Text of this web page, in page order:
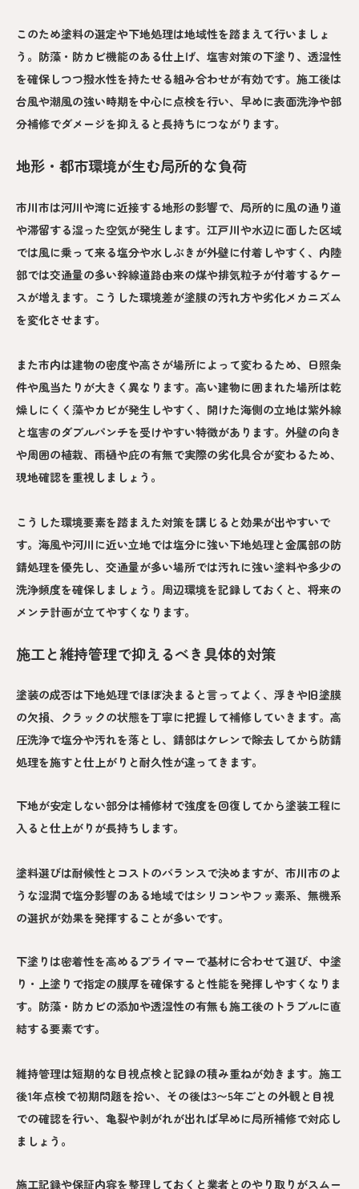
このため塗料の選定や下地処理は地域性を踏まえて行いましょ
う。防藻・防カビ機能のある仕上げ、塩害対策の下塗り、透湿性
を確保しつつ撥水性を持たせる組み合わせが有効です。施工後は
台風や潮風の強い時期を中心に点検を行い、早めに表面洗浄や部
分補修でダメージを抑えると長持ちにつながります。
地形・都市環境が生む局所的な負荷
市川市は河川や湾に近接する地形の影響で、局所的に風の通り道
や滞留する湿った空気が発生します。江戸川や水辺に面した区域
では風に乗って来る塩分や水しぶきが外壁に付着しやすく、内陸
部では交通量の多い幹線道路由来の煤や排気粒子が付着するケー
スが増えます。こうした環境差が塗膜の汚れ方や劣化メカニズム
を変化させます。
また市内は建物の密度や高さが場所によって変わるため、日照条
件や風当たりが大きく異なります。高い建物に囲まれた場所は乾
燥しにくく藻やカビが発生しやすく、開けた海側の立地は紫外線
と塩害のダブルパンチを受けやすい特徴があります。外壁の向き
や周囲の植栽、雨樋や庇の有無で実際の劣化具合が変わるため、
現地確認を重視しましょう。
こうした環境要素を踏まえた対策を講じると効果が出やすいで
す。海風や河川に近い立地では塩分に強い下地処理と金属部の防
錆処理を優先し、交通量が多い場所では汚れに強い塗料や多少の
洗浄頻度を確保しましょう。周辺環境を記録しておくと、将来の
メンテ計画が立てやすくなります。
施工と維持管理で抑えるべき具体的対策
塗装の成否は下地処理でほぼ決まると言ってよく、浮きや旧塗膜
の欠損、クラックの状態を丁寧に把握して補修していきます。高
圧洗浄で塩分や汚れを落とし、錆部はケレンで除去してから防錆
処理を施すと仕上がりと耐久性が違ってきます。
下地が安定しない部分は補修材で強度を回復してから塗装工程に
入ると仕上がりが長持ちします。
塗料選びは耐候性とコストのバランスで決めますが、市川市のよ
うな湿潤で塩分影響のある地域ではシリコンやフッ素系、無機系
の選択が効果を発揮することが多いです。
下塗りは密着性を高めるプライマーで基材に合わせて選び、中塗
り・上塗りで指定の膜厚を確保すると性能を発揮しやすくなりま
す。防藻・防カビの添加や透湿性の有無も施工後のトラブルに直
結する要素です。
維持管理は短期的な目視点検と記録の積み重ねが効きます。施工
後1年点検で初期問題を拾い、その後は3〜5年ごとの外観と目視
での確認を行い、亀裂や剥がれが出れば早めに局所補修で対応し
ましょう。
施工記録や保証内容を整理しておくと業者とのやり取りがスムー